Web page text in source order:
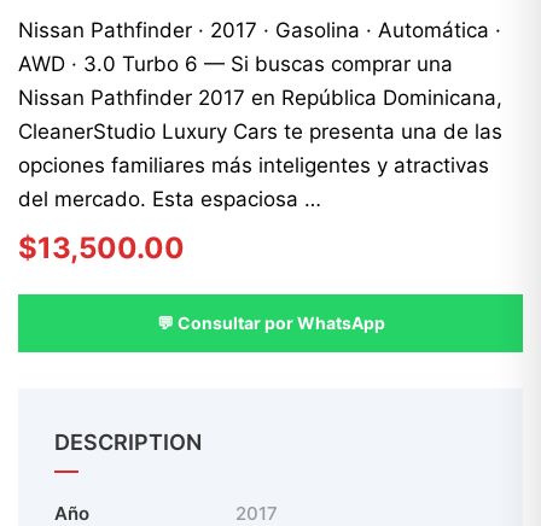
Nissan Pathfinder · 2017 · Gasolina · Automática ·
AWD · 3.0 Turbo 6 — Si buscas comprar una
Nissan Pathfinder 2017 en República Dominicana,
CleanerStudio Luxury Cars te presenta una de las
opciones familiares más inteligentes y atractivas
del mercado. Esta espaciosa …
$13,500.00
💬 Consultar por WhatsApp
DESCRIPTION
Año
2017